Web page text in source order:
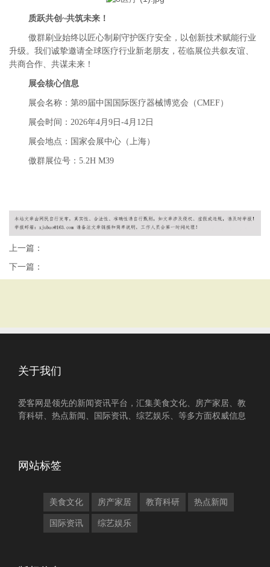
质跃共创~共筑未来！
傲群刷业始终以匠心制刷守护医疗安全，以创新技术赋能行业
升级。我们诚挚邀请全球医疗行业新老朋友，莅临展位共叙友谊、
共商合作、共谋未来！
展会核心信息
展会名称：第89届中国国际医疗器械博览会（CMEF）
展会时间： 2026年4月9日-4月12日
展会地点：国家会展中心（上海）
傲群展位号： 5.2H M39
上一篇：
下一篇：
关于我们
爱客网是领先的新闻资讯平台，汇集美食文化、房产家居、教
育科研、热点新闻、国际资讯、综艺娱乐、等多方面权威信息
网站标签
美食文化 房产家居 教育科研 热点新闻
国际资讯 综艺娱乐